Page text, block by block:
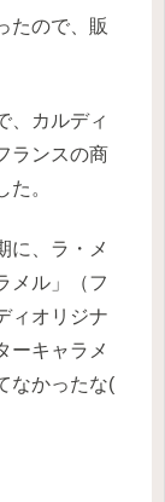
たので、販
、カルディ
ランスの商
。
に、ラ・メ
メル」（フ
ィオリジナ
ーキャラメ
なかったな(